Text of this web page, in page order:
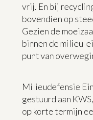
vrij. En bij
bovendien op
Gezien de
binnen de milieu-
punt van
Milieudefensie
gestuurd aan
op korte termijn